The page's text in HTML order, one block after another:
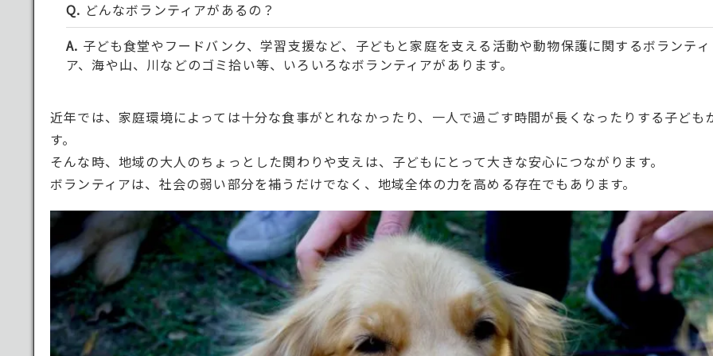
どんなボランティアがあるの？
子ども食堂やフードバンク、学習支援など、子どもと家庭を支える活動や動物保護に関するボランティ
ア、海や山、川などのゴミ拾い等、いろいろなボランティアがあります。
近年では、家庭環境によっては十分な食事がとれなかったり、一人で過ごす時間が長くなったりする子ども
す。
そんな時、地域の大人のちょっとした関わりや支えは、子どもにとって大きな安心につながります。
ボランティアは、社会の弱い部分を補うだけでなく、地域全体の力を高める存在でもあります。